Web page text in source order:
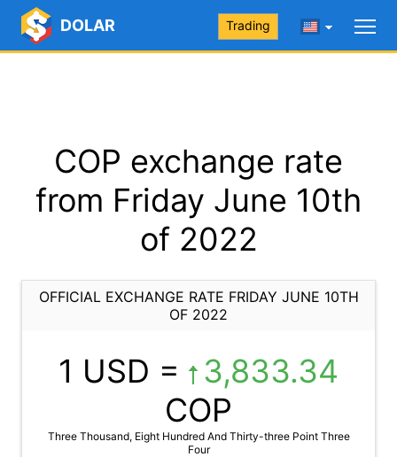
DOLAR Trading
COP exchange rate
from Friday June 10th
of 2022
OFFICIAL EXCHANGE RATE FRIDAY JUNE 10TH
OF 2022
1 USD =
3,833.34
COP
Three Thousand, Eight Hundred And Thirty-three Point Three
Four